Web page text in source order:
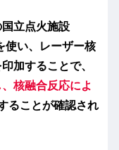
立点火施設
使い、レーザー核
加することで、
核融合反応によ
ることが確認され